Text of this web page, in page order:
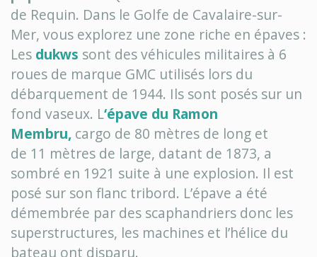
de Requin. Dans le Golfe de Cavalaire-sur-
Mer, vous explorez une zone riche en épaves :
Les dukws sont des véhicules militaires à 6
roues de marque GMC utilisés lors du
débarquement de 1944. Ils sont posés sur un
fond vaseux. L‘épave du Ramon
Membru, cargo de 80 mètres de long et
de 11 mètres de large, datant de 1873, a
sombré en 1921 suite à une explosion. Il est
posé sur son flanc tribord. L’épave a été
démembrée par des scaphandriers donc les
superstructures, les machines et l’hélice du
bateau ont disparu.